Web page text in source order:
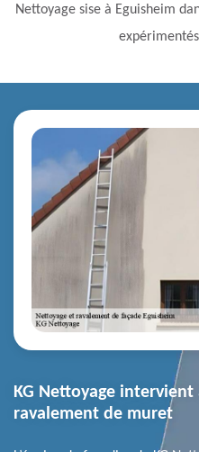
Nettoyage sise à Eguisheim
KG Nettoyage
ravalement de muret